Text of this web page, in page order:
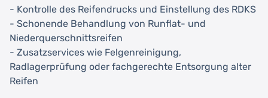
- Kontrolle des Reifendrucks und Einstellung des RDKS
- Schonende Behandlung von Runflat- und
Niederquerschnittsreifen
- Zusatzservices wie Felgenreinigung,
Radlagerprüfung oder fachgerechte Entsorgung alter
Reifen